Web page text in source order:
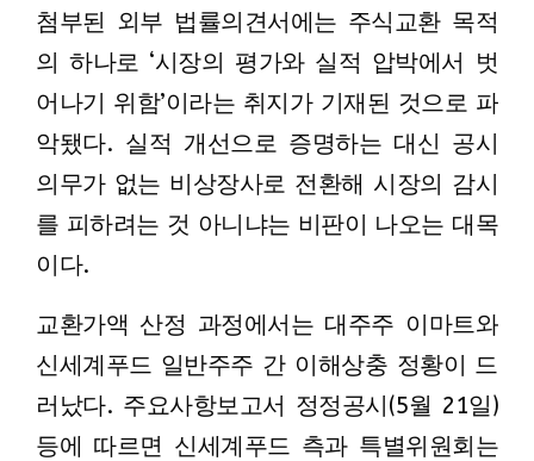
첨부된 외부 법률의견서에는 주식교환 목적
의 하나로 ‘시장의 평가와 실적 압박에서 벗
어나기 위함’이라는 취지가 기재된 것으로 파
악됐다. 실적 개선으로 증명하는 대신 공시
의무가 없는 비상장사로 전환해 시장의 감시
를 피하려는 것 아니냐는 비판이 나오는 대목
이다.
교환가액 산정 과정에서는 대주주 이마트와
신세계푸드 일반주주 간 이해상충 정황이 드
러났다. 주요사항보고서 정정공시(5월 21일)
등에 따르면 신세계푸드 측과 특별위원회는